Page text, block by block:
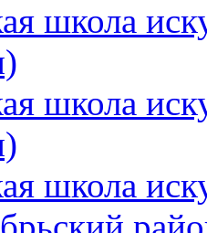
школа
школа
школа